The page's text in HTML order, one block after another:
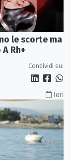
le scorte ma
Rh+
Condividi su:
Ieri